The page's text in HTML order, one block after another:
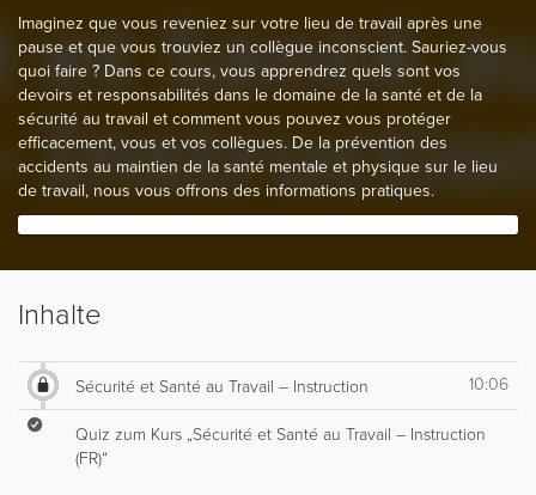
Imaginez que vous reveniez sur votre lieu de travail après une
pause et que vous trouviez un collègue inconscient. Sauriez-vous
quoi faire ? Dans ce cours, vous apprendrez quels sont vos
devoirs et responsabilités dans le domaine de la santé et de la
sécurité au travail et comment vous pouvez vous protéger
efficacement, vous et vos collègues. De la prévention des
accidents au maintien de la santé mentale et physique sur le lieu
de travail, nous vous offrons des informations pratiques.
Inhalte
Sécurité et Santé au Travail – Instruction 10:06
Quiz zum Kurs „Sécurité et Santé au Travail – Instruction
(FR)“